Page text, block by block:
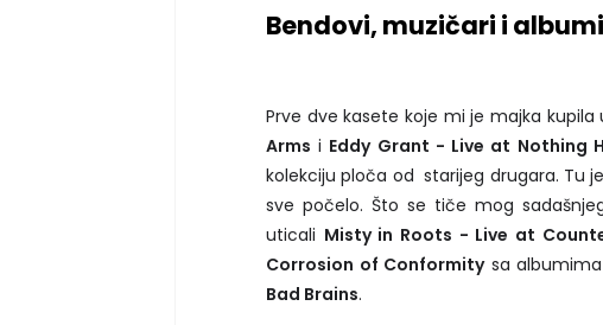
Bendovi, muzičari i albumi
Prve dve kasete koje mi je majka kupila
Arms i Eddy Grant - Live at Nothing
kolekciju ploča od starijeg drugara. Tu
sve počelo. Što se tiče mog
uticali Misty in Roots - Live at
Corrosion of Conformitysa albumima
Bad Brains.